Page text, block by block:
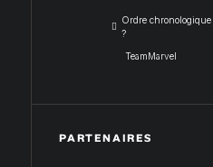
Ordre
?
TeamMarvel
PARTENAIRES